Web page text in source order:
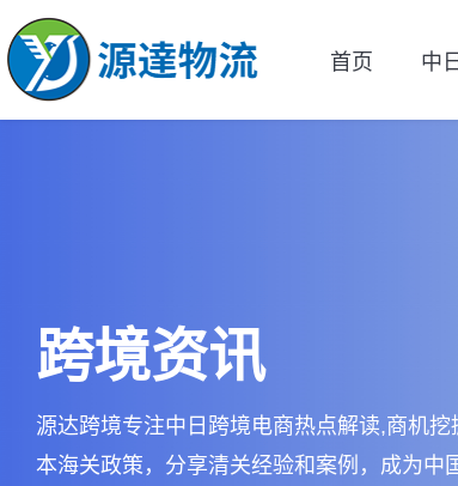
首页 中
跨境资讯
源达跨境专注中日跨境电商热点解读,商机
本海关政策，分享清关经验和案例，成为中